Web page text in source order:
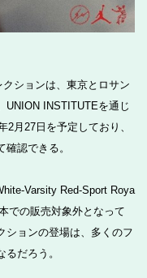
ションは、東京とロサン
UNION INSTITUTEを通じ
月27日を予定しており、
認できる。
Varsity Red-Sport Roya
での販売対象外となって
ションの登場は、多くのフ
だろう。